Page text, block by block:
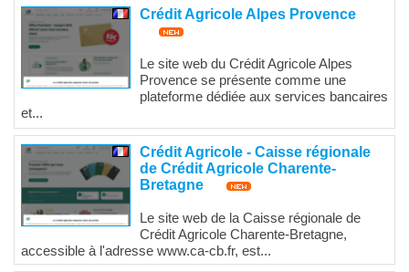
Crédit Agricole Alpes Provence
Le site web du Crédit Agricole Alpes
Provence se présente comme une
plateforme dédiée aux services bancaires
et...
Crédit Agricole - Caisse régionale
de Crédit Agricole Charente-
Bretagne
Le site web de la Caisse régionale de
Crédit Agricole Charente-Bretagne,
accessible à l'adresse www.ca-cb.fr, est...